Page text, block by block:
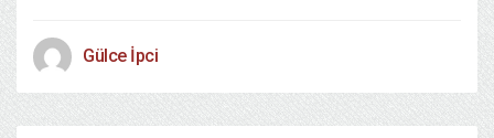
Gülce İpci